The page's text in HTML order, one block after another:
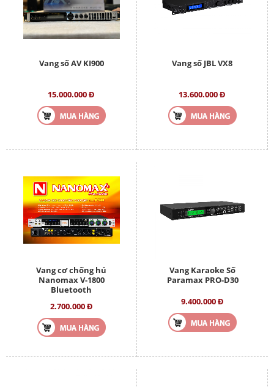
Vang số AV KI900
15.000.000 Đ
Vang số JBL VX8
13.600.000 Đ
Vang cơ chống hú
Nanomax V-1800
Bluetooth
2.700.000 Đ
Vang Karaoke Số
Paramax PRO-D30
9.400.000 Đ